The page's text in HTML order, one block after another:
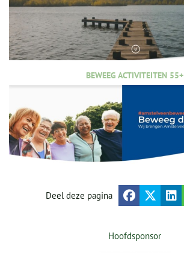
BEWEEG ACTIVITEITEN 55+
Deel deze pagina
Hoofdsponsor